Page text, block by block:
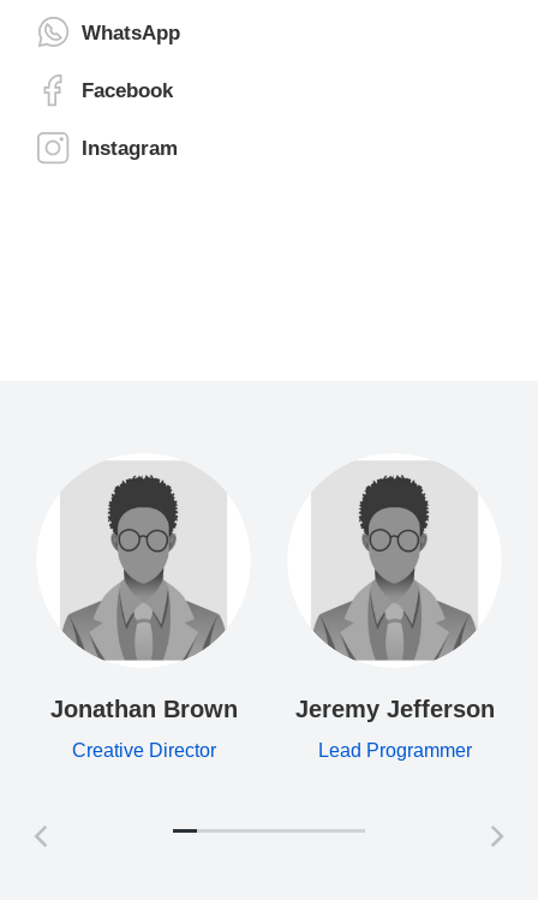
WhatsApp
Facebook
Instagram
Jonathan Brown
Creative Director
Jeremy Jefferson
Lead Programmer